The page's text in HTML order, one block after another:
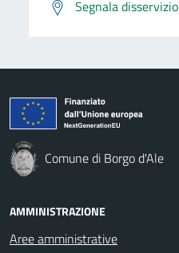
Segnala disservizio
Comune di Borgo d'Ale
AMMINISTRAZIONE
Aree amministrative